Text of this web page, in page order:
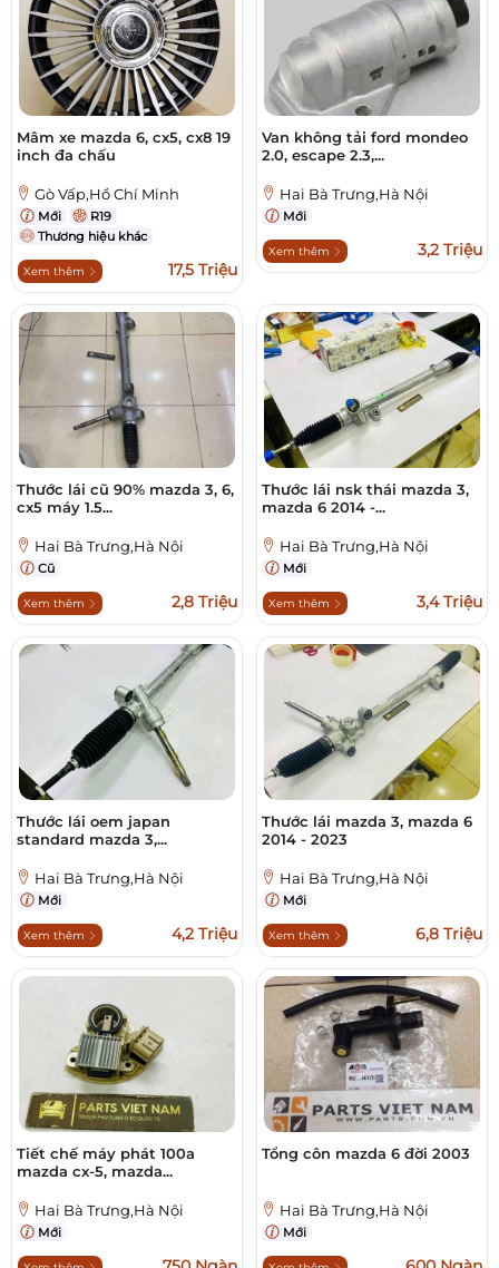
Mâm xe mazda 6, cx5, cx8 19
inch đa chấu
Gò Vấp,Hồ Chí Minh
Mới
R19
Thương hiệu khác
Xem thêm 17,5 Triệu
Van không tải ford mondeo
2.0, escape 2.3,...
Hai Bà Trưng,Hà Nội
Mới
Xem thêm 3,2 Triệu
Thước lái cũ 90% mazda 3, 6,
cx5 máy 1.5...
Hai Bà Trưng,Hà Nội
Cũ
Xem thêm 2,8 Triệu
Thước lái nsk thái mazda 3,
mazda 6 2014 -...
Hai Bà Trưng,Hà Nội
Mới
Xem thêm 3,4 Triệu
Thước lái oem japan
standard mazda 3,...
Hai Bà Trưng,Hà Nội
Mới
Xem thêm 4,2 Triệu
Thước lái mazda 3, mazda 6
2014 - 2023
Hai Bà Trưng,Hà Nội
Mới
Xem thêm 6,8 Triệu
Tiết chế máy phát 100a
mazda cx-5, mazda...
Hai Bà Trưng,Hà Nội
Mới
Tổng côn mazda 6 đời 2003
Hai Bà Trưng,Hà Nội
Mới